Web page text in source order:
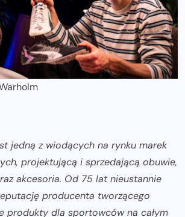
jedną z wiodących na rynku marek
projektującą i sprzedającą obuwie,
akcesoria. Od 75 lat nieustannie
producenta tworzącego
produkty dla sportowców na całym